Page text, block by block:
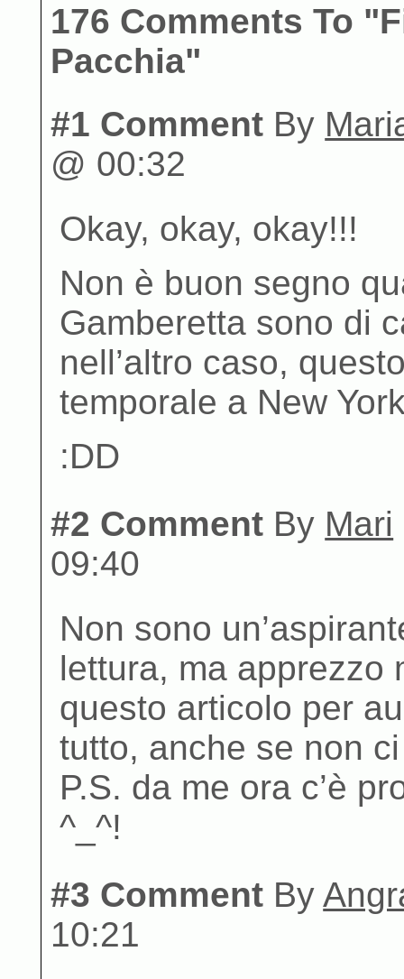
176 Comments To
Pacchia"
#1 Comment By
@ 00:32
Okay, okay, okay!!!
Non è buon segno
Gamberetta sono di
nell’altro caso,
temporale a New
:DD
#2 Comment By Mari
09:40
Non sono
lettura, ma apprezzo
questo articolo per
tutto, anche se non
P.S. da me ora c’è
^_^!
#3 Comment By
10:21